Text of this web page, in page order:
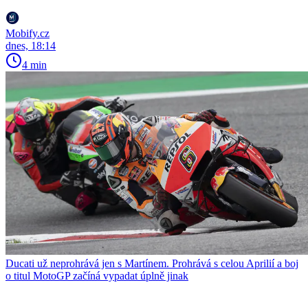
Mobify.cz
dnes, 18:14
4 min
Ducati už neprohrává jen s Martínem. Prohrává s celou Aprilií a boj
o titul MotoGP začíná vypadat úplně jinak